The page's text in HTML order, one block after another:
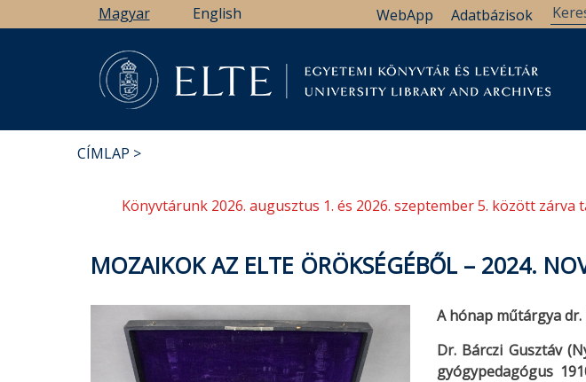
a
Magyar English Adatbázisok
WebApp
CÍMLAP
Könyvtárunk 2026. augusztus 1. és 2026. szeptember 5. között
MOZAIKOK AZ ELTE ÖRÖKSÉGÉBŐL – 2024.
A hónap műtárgya
Dr. Bárczi Gusztáv
gyógypedagógus